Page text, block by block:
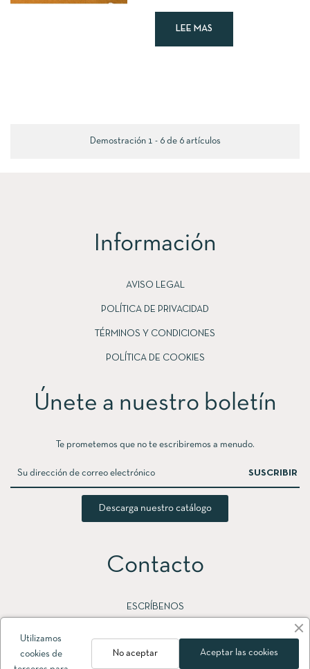
ARAGONESA
LEE MAS
Demostración 1 - 6 de 6 artículos
Información
AVISO LEGAL
POLÍTICA DE PRIVACIDAD
TÉRMINOS Y CONDICIONES
POLÍTICA DE COOKIES
Únete a nuestro boletín
Te prometemos que no te escribiremos a menudo.
SUSCRIBIR
Descarga nuestro catálogo
Contacto
ESCRÍBENOS
Albalate del Arzobispo, Teruel
Utilizamos
cookies de
Aceptar las cookies
No aceptar